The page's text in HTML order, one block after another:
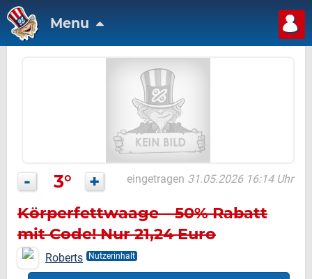
Menu
- 3° + eingetragen 31.05.2026 16:14 Uhr
Körperfettwaage – 50% Rabatt
mit Code! Nur 21,24 Euro
Roberts Nutzerinhalt